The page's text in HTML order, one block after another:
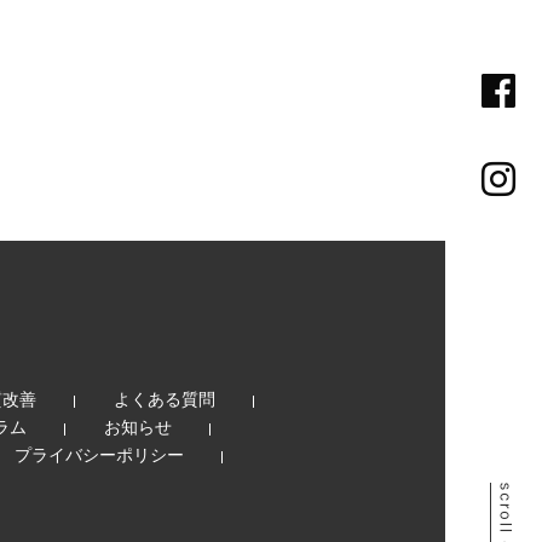
善
よくある質問
ム
お知らせ
プライバシーポリシー